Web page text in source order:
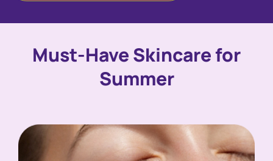
Must-Have Skincare for
Summer